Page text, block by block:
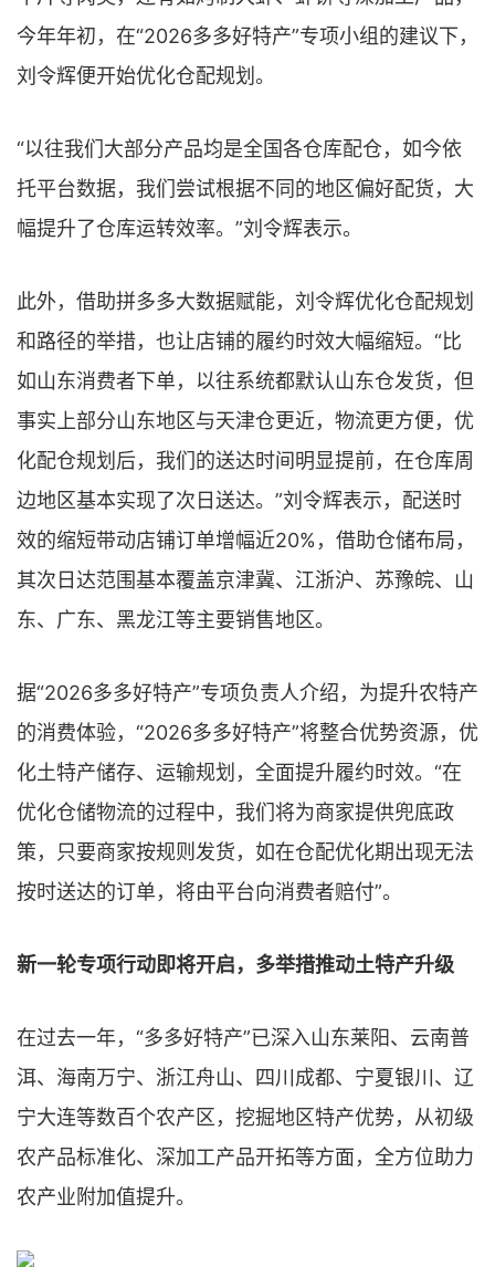
今年年初，在“2026多多好特产”专项小组的建议下，
刘令辉便开始优化仓配规划。
“以往我们大部分产品均是全国各仓库配仓，如今依
托平台数据，我们尝试根据不同的地区偏好配货，大
幅提升了仓库运转效率。”刘令辉表示。
此外，借助拼多多大数据赋能，刘令辉优化仓配规划
和路径的举措，也让店铺的履约时效大幅缩短。“比
如山东消费者下单，以往系统都默认山东仓发货，但
事实上部分山东地区与天津仓更近，物流更方便，优
化配仓规划后，我们的送达时间明显提前，在仓库周
边地区基本实现了次日送达。”刘令辉表示，配送时
效的缩短带动店铺订单增幅近20%，借助仓储布局，
其次日达范围基本覆盖京津冀、江浙沪、苏豫皖、山
东、广东、黑龙江等主要销售地区。
据“2026多多好特产”专项负责人介绍，为提升农特产
的消费体验，“2026多多好特产”将整合优势资源，优
化土特产储存、运输规划，全面提升履约时效。“在
优化仓储物流的过程中，我们将为商家提供兜底政
策，只要商家按规则发货，如在仓配优化期出现无法
按时送达的订单，将由平台向消费者赔付”。
新一轮专项行动即将开启，多举措推动土特产升级
在过去一年，“多多好特产”已深入山东莱阳、云南普
洱、海南万宁、浙江舟山、四川成都、宁夏银川、辽
宁大连等数百个农产区，挖掘地区特产优势，从初级
农产品标准化、深加工产品开拓等方面，全方位助力
农产业附加值提升。